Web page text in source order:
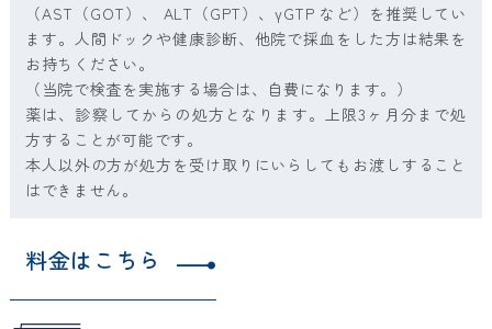
（AST（GOT）、 ALT（GPT）、γGTP など）を推奨してい
ます。人間ドックや健康診断、他院で採血をした方は結果を
お持ちください。
（当院で検査を実施する場合は、自費になります。）
薬は、診察してからの処方となります。上限3ヶ月分まで処
方することが可能です。
本人以外の方が処方を受け取りにいらしてもお渡しすること
はできません。
料金はこちら